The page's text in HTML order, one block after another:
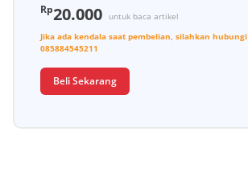
Rp20.000
untuk baca artikel
Jika ada kendala saat pembelian, silahkan hubungi
085884545211
Beli Sekarang